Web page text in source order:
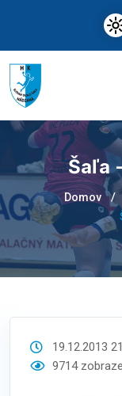
Šaľa
Domov
19.12.2013
9714